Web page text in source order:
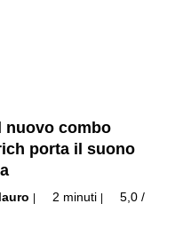
nuovo combo
porta il suono
2 minuti
5,0 /